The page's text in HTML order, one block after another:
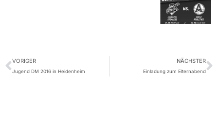
VORIGER
Jugend DM 2016 in Heidenheim
NÄCHSTER
Einladung zum Elternabend